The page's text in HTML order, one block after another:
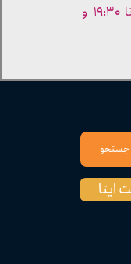
جستجو
ایتا
- ساعات کاری فروشگاه: شنبه تا چهارشنبه از ساعت ۸:۳۰ تا ۱۹:۳۰ و